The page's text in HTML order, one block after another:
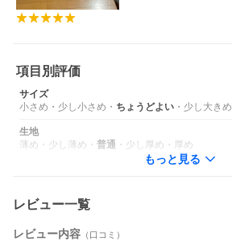
定番品
公式店限定アイテム
項目別評価
サイズ
小さめ ・ 少し小さめ ・ ちょうどよい ・ 少し大きめ
生地
薄め ・ 少し薄め ・ 普通 ・ 少し厚め ・ 厚め
もっと見る
レビュー一覧
レビュー内容 （口コミ）